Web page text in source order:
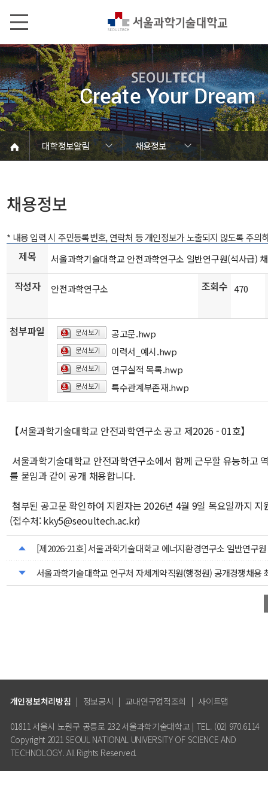
대학정보알림
채용정보
대학정보알림
정보공개
정보서비스안내
온라인민원센터
청렴행정
갑질신고센터
유실물 센터
SEOULTECH광장
대학공지사항
학사공지
장학공지
대학원공지
취업공지
대학입찰
채용정보
공모/외부행사
등록금심의위원회
코로나바이러스19 대응안내
재정위원회
채용정보
* 내용 입력 시 주민등록번호, 연락처 등 개인정보가 노출되지 않도록 주의
제목 서울과학기술대학교 안전과학연구소 일반연구원(석사급)
작성자 안전과학연구소 조회수 470
첨부파일
공고문.hwp
이력서_예시.hwp
연구실적 목록.hwp
특수관계부존재.hwp
【서울과학기술대학교 안전과학연구소 공고 제2026 - 01호】
서울과학기술대학교 안전과학연구소에서 함께 근무할 유능하고
를 붙임과 같이 공개 채용합니다.
첨부된 공고문 확인하여 지원자는 2026년 4월 9일 목요일까지 지
(접수처: kky5@seoultech.ac.kr)
[제2026-21호] 서울과학기술대학교 에너지환경연구소 일반연구
서울과학기술대학교 연구처 자체계약직원(행정원) 공개경쟁채용
개인정보처리방침 | 정보공시 | 교내연구업적조회 | 사이트맵
01811 서울시 노원구 공릉로 232 서울과학기술대학교 | TEL. (02) 970.6114
Copyright 2021 SEOUL NATIONAL UNIVERSITY OF SCIENCE AND
TECHNOLOGY. All Rights Reserved.